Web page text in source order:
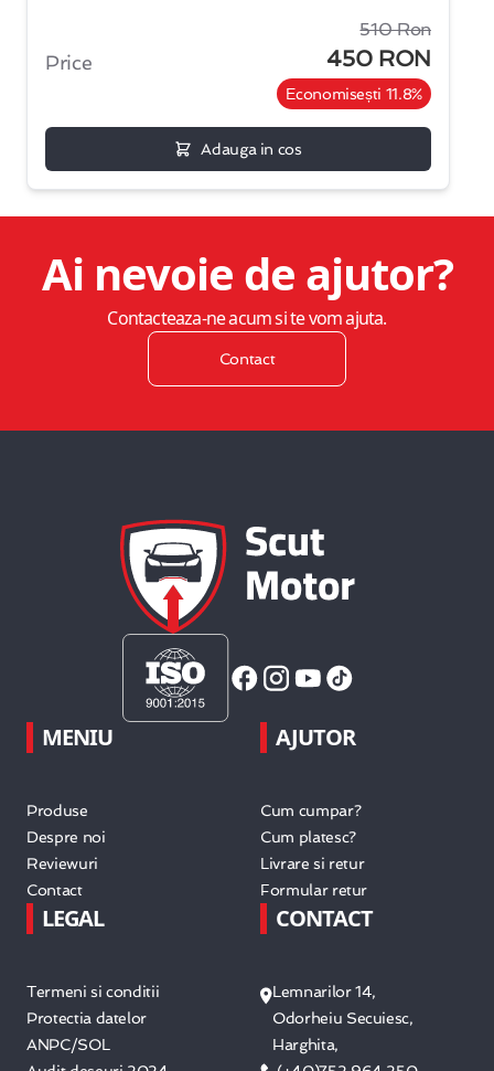
Price
510 Ron
450 RON
Economisești 11.8%
Adauga in cos
Ai nevoie de ajutor?
Contacteaza-ne acum si te vom ajuta.
Contact
MENIU
Produse
Despre noi
Reviewuri
Contact
AJUTOR
Cum cumpar?
Cum platesc?
Livrare si retur
Formular retur
LEGAL
Termeni si conditii
Protectia datelor
ANPC/SOL
CONTACT
Lemnarilor 14,
Odorheiu Secuiesc,
Harghita,